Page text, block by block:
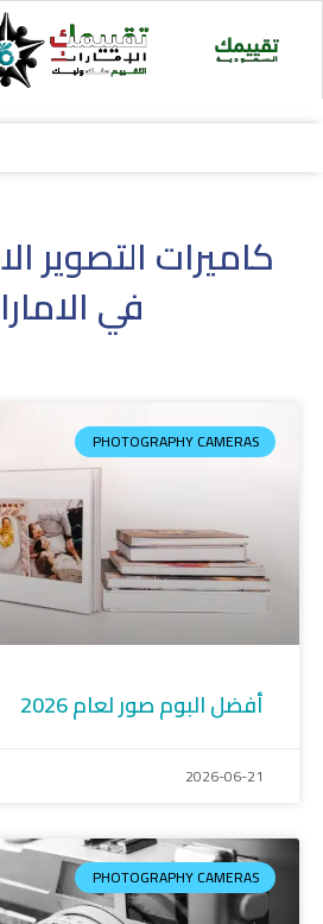
Skip
content
كاميرات التصوير
في
PHOTOGRAPHY CAMERAS
أفضل البوم صور لعام 2026
2026-06-21
PHOTOGRAPHY CAMERAS